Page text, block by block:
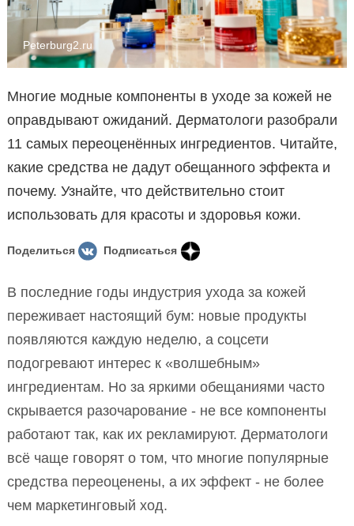
Peterburg2.ru
Многие модные компоненты в уходе за кожей не
оправдывают ожиданий. Дерматологи разобрали
11 самых переоценённых ингредиентов. Читайте,
какие средства не дадут обещанного эффекта и
почему. Узнайте, что действительно стоит
использовать для красоты и здоровья кожи.
Поделиться Подписаться
В последние годы индустрия ухода за кожей
переживает настоящий бум: новые продукты
появляются каждую неделю, а соцсети
подогревают интерес к «волшебным»
ингредиентам. Но за яркими обещаниями часто
скрывается разочарование - не все компоненты
работают так, как их рекламируют. Дерматологи
всё чаще говорят о том, что многие популярные
средства переоценены, а их эффект - не более
чем маркетинговый ход.